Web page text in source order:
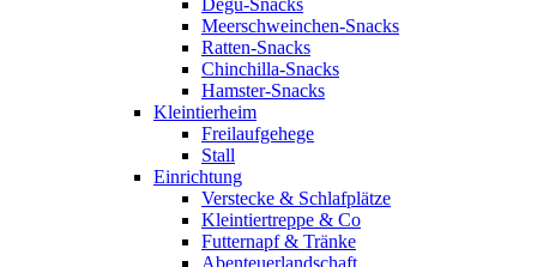
Degu-Snacks
Meerschweinchen-Snacks
Ratten-Snacks
Chinchilla-Snacks
Hamster-Snacks
Kleintierheim
Freilaufgehege
Stall
Einrichtung
Verstecke & Schlafplätze
Kleintiertreppe & Co
Futternapf & Tränke
Abenteuerlandschaft